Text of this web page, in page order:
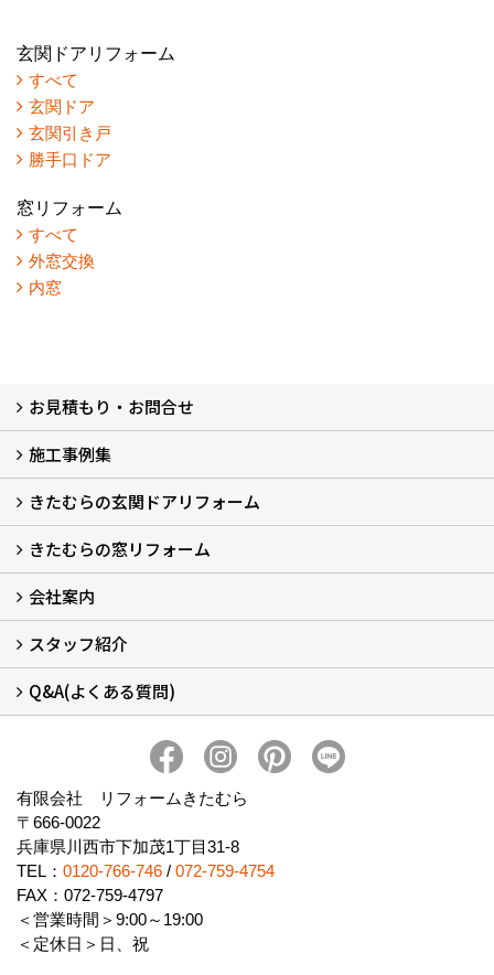
玄関ドアリフォーム
すべて
玄関ドア
玄関引き戸
勝手口ドア
窓リフォーム
すべて
外窓交換
内窓
お見積もり・お問合せ
LINEで概算見積もり
チャットで質問
問い合わせフォームから
オンライン相談
電話で相談
無料現地調査をご希望の方
施工事例集
玄関ドアリフォーム
玄関引戸リフォーム
勝手口ドアリフォーム
窓リフォーム
きたむらの玄関ドアリフォーム
玄関ドアリフォームについて
リシェントについて (23)
・玄関ドアバリエーション (52)
・玄関引戸バリエーション (44)
・勝手口ドアバリエーション (11)
安心の自社施工
無料点検
保証について
価格について
概算見積について (2)
きたむらの窓リフォーム
窓リフォームについて (5)
・内窓設置-LIXILインプラス
・内窓設置-AGCまどまど
・窓交換
・エコガラス交換
・防犯・防災ガラス交換
会社案内
会社概要 (2)
ブログ
アクセス
施工エリア
施工までの流れ
SNSインフォメーション
チャット機能
オンライン打合わせ
補助金について (2)
スタッフ紹介
スタッフ紹介
Q&A(よくある質問)
有限会社 リフォームきたむら
〒666-0022
兵庫県川西市下加茂1丁目31-8
TEL： 0120-766-746 / 072-759-4754
FAX：072-759-4797
＜営業時間＞9:00～19:00
＜定休日＞日、祝